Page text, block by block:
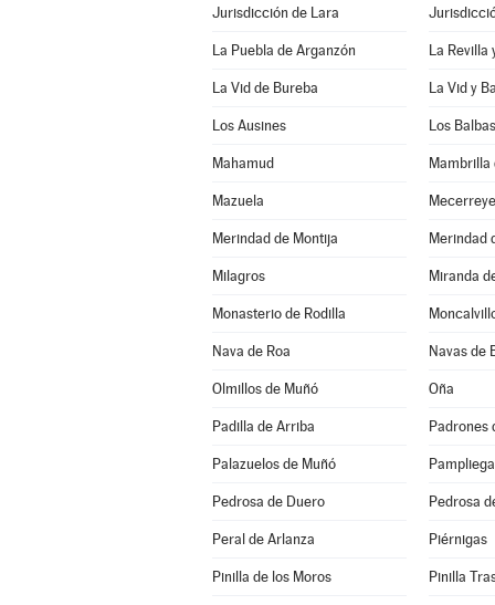
Jurisdicción de Lara
La Puebla de Arganzón La Revilla
La Vid de Bureba La Vid y
Los Ausines Los
Mahamud Mambrilla
Mazuela
Merindad de Montija Merindad
Milagros Miranda
Monasterio de Rodilla
Nava de Roa Navas de
Olmillos de Muñó Oña
Padilla de Arriba Padrones
Palazuelos de Muñó Pampliega
Pedrosa de Duero Pedrosa
Peral de Arlanza Piérnigas
Pinilla de los Moros Pinilla